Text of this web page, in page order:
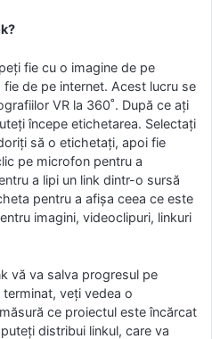
fie cu o imagine de pe
de pe internet. Acest lucru se
VR la 360˚. După ce ați
începe etichetarea. Selectați
să o etichetați, apoi fie
pe microfon pentru a
a lipi un link dintr-o sursă
pentru a afișa ceea ce este
imagini, videoclipuri, linkuri
vă va salva progresul pe
veți vedea o
ce proiectul este încărcat
distribui linkul, care va